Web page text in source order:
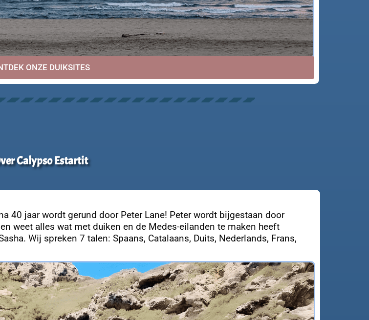
ONZE DUIKSITES
Calypso Estartit
40 jaar wordt gerund door Peter Lane! Peter wordt bijgestaan door
weet alles wat met duiken en de Medes-eilanden te maken heeft
Wij spreken 7 talen: Spaans, Catalaans, Duits, Nederlands, Frans,